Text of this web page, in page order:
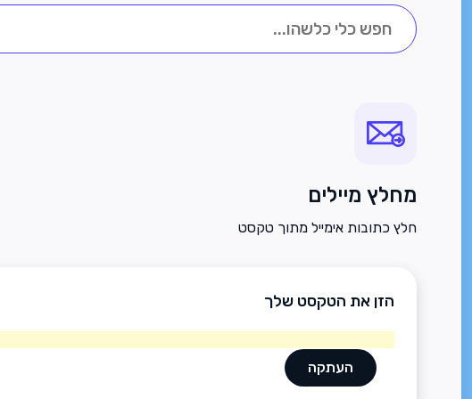
מחלץ מיילים
חלץ כתובות אימייל מתוך טקסט
הזן את הטקסט שלך
העתקה